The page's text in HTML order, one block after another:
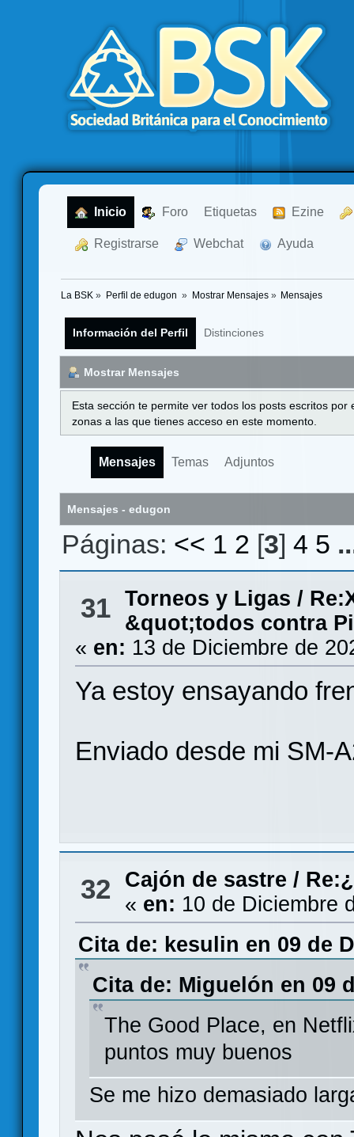
Inicio Foro Etiquetas Ezine
Registrarse Webchat Ayuda
La BSK » Perfil de edugon » Mostrar Mensajes» Mensajes
Información del Perfil Distinciones
Mostrar Mensajes
Esta sección te permite ver todos los posts escritos
zonas a las que tienes acceso en este momento.
Mensajes Temas Adjuntos
Mensajes - edugon
Páginas: << 1 2 [3]4 5
31 Torneos y Ligas /
&quot;todos contra
« en: 13 de Diciembre de
Ya estoy ensayando
Enviado desde mi SM-
32 Cajón de sastre /
« en: 10 de Diciembre
Cita de: kesulin en 09 de
Cita de: Miguelón en 09
The Good Place, en
puntos muy buenos
Se me hizo demasiado